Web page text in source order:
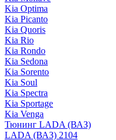
Kia Optima
Kia Picanto
Kia Quoris
Kia Rio
Kia Rondo
Kia Sedona
Kia Sorento
Kia Soul
Kia Spectra
Kia Sportage
Kia Venga
Тюнинг LADA (ВАЗ)
LADA (ВАЗ) 2104